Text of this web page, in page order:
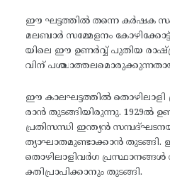
ഈ ഘട്ടത്തിൽ തന്നെ കർഷക
മലബാർ സമ്മേളനം
യിലെ ഈ ഉണർവ്വ് പുതിയ
വിന്
ഈ കാലഘട്ടത്തിൽ
രാൻ തുടങ്ങിയിരുന്നു. 1929ൽ
പ്രതിസന്ധി ഇന്ത്യൻ
ത്യാഘാതമുണ്ടാക്കാൻ തുടങ്ങി.
തൊഴിലാളിവർഗ പ്രസ്ഥാനങ്ങൾ
ക്തിപ്രാപിക്കാനും തുടങ്ങി.